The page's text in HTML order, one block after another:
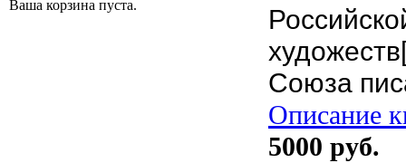
Ваша корзина пуста.
Союза
Описание
5000 руб.